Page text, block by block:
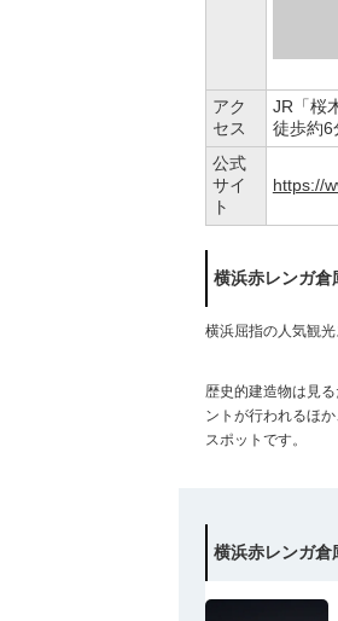
アク
セス
JR「桜
徒歩約6
公式
サイ
ト
https://
横浜赤レンガ倉
横浜屈指の人気観光
歴史的建造物は見
ントが行われるほ
スポットです。
横浜赤レンガ倉